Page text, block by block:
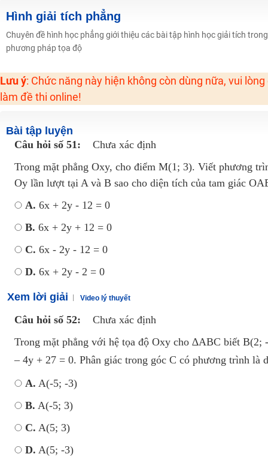
2K6! Lộ Trình Sun 2024 - Ba bước luyện thi TN THPT - ĐH ít nhất 25 điểm
Hot! Lễ hội đồng giá 449K - 499K toàn bộ khoá học tại Tuyensinh247
Khuyến Mãi Khoá Học 1K Chỉ Từ 11-13/09/2024
Khai giảng các khóa lớp 9 Toán - Lý - Hóa - Văn - Anh năm 2018
Khai giảng khóa Ngữ văn 7 - xây nền vững chắc cho tương lai!
Hình giải tích phẳng
Chuyên đề hình học phẳng giới thiệu các bài tập hình học giải tích
phương pháp tọa độ
Lưu ý: Chức năng này hiện không còn dùng nữa, vui
làm đề thi online!
Bài tập luyện
Câu hỏi số 51:
Chưa xác định
Trong mặt phẳng Oxy, cho điểm M(1; 3). Viết phương
Oy lần lượt tại A và B sao cho diện tích của tam giác
A. 6x + 2y - 12 = 0
B. 6x + 2y + 12 = 0
C. 6x - 2y - 12 = 0
D. 6x + 2y - 2 = 0
Xem lời giải Video lý thuyết
Câu hỏi số 52:
Chưa xác định
Trong mặt phẳng với hệ tọa độ Oxy cho ∆ABC biết
– 4y + 27 = 0. Phân giác trong góc C có phương trình là d
A. A(-5; -3)
B. A(-5; 3)
C. A(5; 3)
D. A(5; -3)